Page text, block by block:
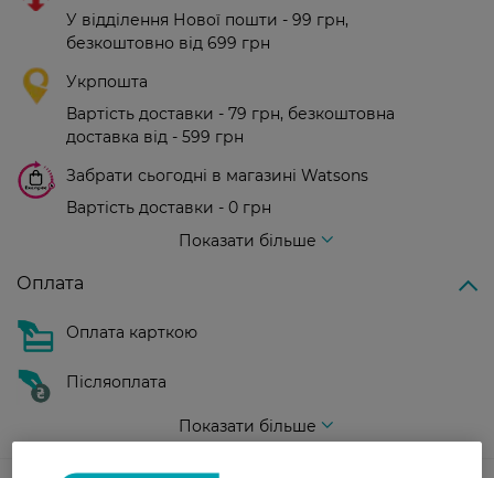
У відділення Нової пошти - 99 грн,
безкоштовно від 699 грн
Укрпошта
Вартість доставки - 79 грн, безкоштовна
доставка від - 599 грн
Забрати сьогодні в магазині Watsons
Вартість доставки - 0 грн
Показати більше
Оплата
Оплата карткою
Післяоплата
Показати більше